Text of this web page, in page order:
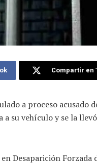
Compartir en
a proceso
su vehículo y se la
Desaparición